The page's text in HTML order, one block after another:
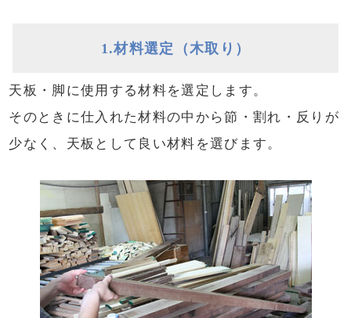
天然木・無垢材の天板
ため、木が本来もつ特徴をそのままに、香りや手触りを
楽しむことができ、寿命の長い家具としてお楽しみいた
だけます。
特に天板には無垢板を何枚も交互に組み合わせて反りや
割れを出来るだけ防ぎ、使い心地に配慮しています。
当店の無垢材の仕上がりの美しさは、たくさんの方にご
1.材料選定（木取り）
天板・脚に使用する材料を選定します。
そのときに仕入れた材料の中から節・割れ・反りが
少なく、天板として良い材料を選びます。